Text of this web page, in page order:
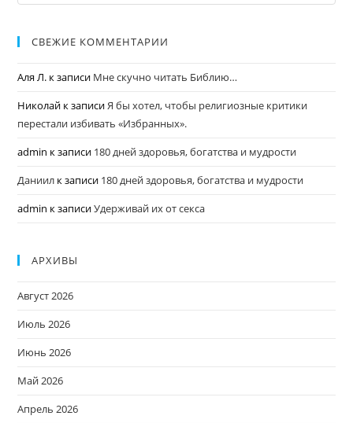
СВЕЖИЕ КОММЕНТАРИИ
Аля Л. к записи Мне скучно читать Библию…
Николай к записиЯ бы хотел, чтобы религиозные критики
перестали избивать «Избранных».
admin к записи 180 дней здоровья, богатства и мудрости
Даниил к записи 180 дней здоровья, богатства и мудрости
admin к записиУдерживай их от секса
АРХИВЫ
Август 2026
Июль 2026
Июнь 2026
Май 2026
Апрель 2026